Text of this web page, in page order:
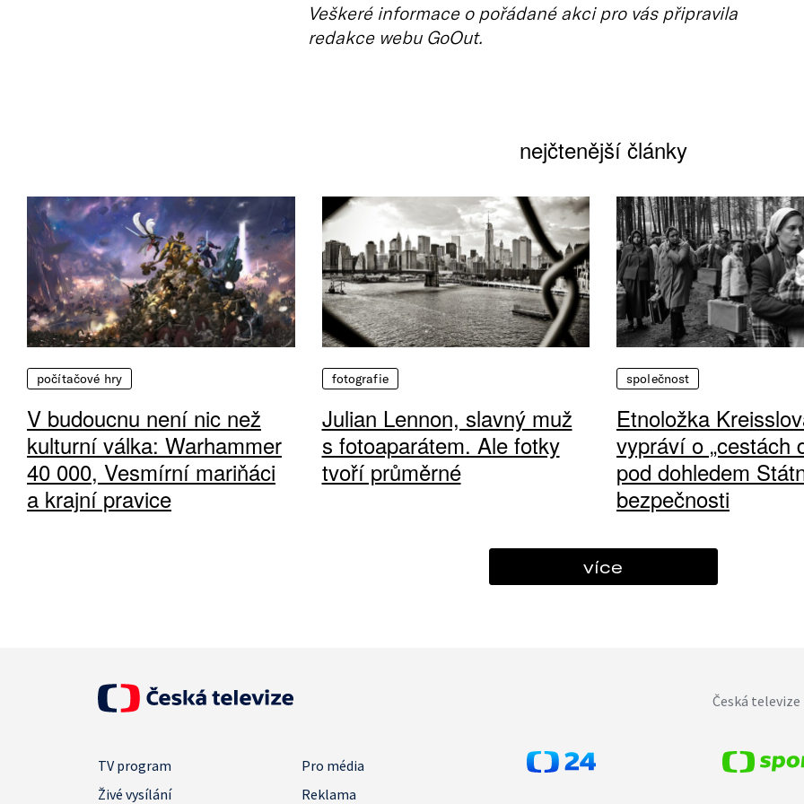
Veškeré informace o pořádané akci pro vás připravila
redakce webu GoOut.
nejčtenější články
počítačové hry
V budoucnu není nic než
kulturní válka: Warhammer
40 000, Vesmírní mariňáci
a krajní pravice
fotografie
Julian Lennon, slavný muž
s fotoaparátem. Ale fotky
tvoří průměrné
společnost
Etnoložka
vypráví o „cestách
pod dohledem
bezpečnosti
více
Česká
TV program
Pro média
Živé vysílání
Reklama